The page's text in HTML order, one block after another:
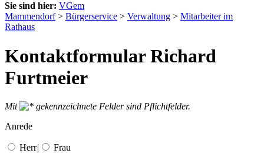
Sie sind hier: VGem
Mammendorf> Bürgerservice > Verwaltung > Mitarbeiter im
Rathaus
Kontaktformular Richard
Furtmeier
Mit
gekennzeichnete Felder sind Pflichtfelder.
Anrede
Herr| Frau